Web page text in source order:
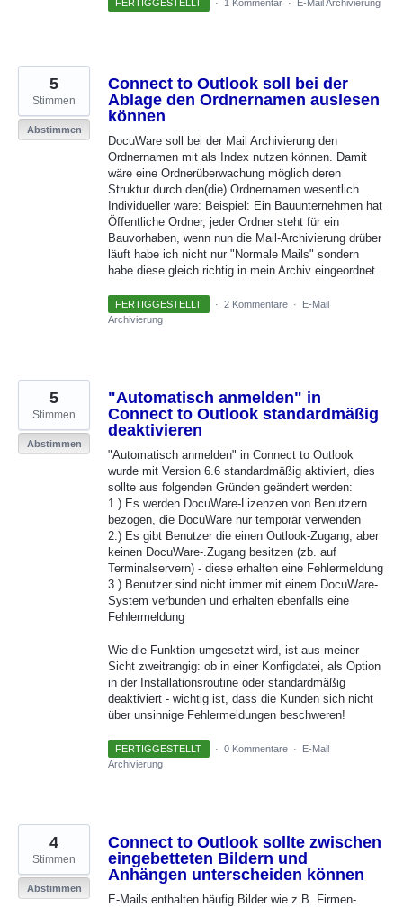
FERTIGGESTELLT · 1 Kommentar · E-Mail Archivierung
Connect to Outlook soll bei der
Ablage den Ordnernamen auslesen
können
DocuWare soll bei der Mail Archivierung den
Ordnernamen mit als Index nutzen können. Damit
wäre eine Ordnerüberwachung möglich deren
Struktur durch den(die) Ordnernamen wesentlich
Individueller wäre: Beispiel: Ein Bauunternehmen hat
Öffentliche Ordner, jeder Ordner steht für ein
Bauvorhaben, wenn nun die Mail-Archivierung drüber
läuft habe ich nicht nur "Normale Mails" sondern
habe diese gleich richtig in mein Archiv eingeordnet
5
Stimmen
Abstimmen
FERTIGGESTELLT · 2 Kommentare ·
E-Mail
Archivierung
"Automatisch anmelden" in
Connect to Outlook standardmäßig
deaktivieren
"Automatisch anmelden" in Connect to Outlook
wurde mit Version 6.6 standardmäßig aktiviert, dies
sollte aus folgenden Gründen geändert werden:
1.) Es werden DocuWare-Lizenzen von Benutzern
bezogen, die DocuWare nur temporär verwenden
2.) Es gibt Benutzer die einen Outlook-Zugang, aber
keinen DocuWare-.Zugang besitzen (zb. auf
Terminalservern) - diese erhalten eine Fehlermeldung
3.) Benutzer sind nicht immer mit einem DocuWare-
System verbunden und erhalten ebenfalls eine
Fehlermeldung
Wie die Funktion umgesetzt wird, ist aus meiner
Sicht zweitrangig: ob in einer Konfigdatei, als Option
in der Installationsroutine oder standardmäßig
deaktiviert - wichtig ist, dass die Kunden sich nicht
über unsinnige Fehlermeldungen beschweren!
5
Stimmen
Abstimmen
FERTIGGESTELLT · 0 Kommentare ·
E-Mail
Archivierung
Connect to Outlook sollte zwischen
eingebetteten Bildern und
Anhängen unterscheiden können
E-Mails enthalten häufig Bilder wie z.B. Firmen-
4
Stimmen
Abstimmen